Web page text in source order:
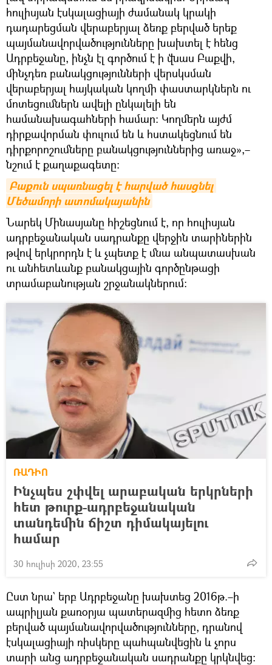
հուլիսյան էսկալացիայի ժամանակ կրակի
դադարեցման վերաբերյալ ձեռք բերված երեք
պայմանավորվածությունները խախտել է հենց
Ադրբեջանը, ինչն էլ գործում է ի վնաս Բաքվի,
մինչդեռ բանակցությունների վերսկսման
վերաբերյալ հայկական կողմի փաստարկներն ու
մոտեցումներն ավելի ընկալելի են
համանախագահների համար։ Կողմերն այժմ
դիրքավորման փուլում են և հստակեցնում են
դիրքորոշումները բանակցություններից առաջ»,–
նշում է քաղաքագետը։
Բաքուն սպառնացել է հարված հասցնել
Մեծամորի ատոմակայանին
Նարեկ Մինասյանը հիշեցնում է, որ հուլիսյան
ադրբեջանական սադրանքը վերջին տարիներին
թվով երկրորդն է և չպետք է մնա անպատասխան
ու անհետևանք բանակցային գործընթացի
տրամաբանության շրջանակներում։
ՌԱԴԻՈ
Ինչպես շփվել արաբական երկրների
հետ թուրք-ադրբեջանական
տանդեմին ճիշտ դիմակայելու
համար
30 հուլիսի 2020, 23:55
Ըստ նրա` երբ Ադրբեջանը խախտեց 2016թ.–ի
ապրիլյան քառօրյա պատերազմից հետո ձեռք
բերված պայմանավորվածությունները, դրանով
էսկալացիայի ռիսկերը պահպանվեցին և չորս
տարի անց ադրբեջանական սադրանքը կրկնվեց։